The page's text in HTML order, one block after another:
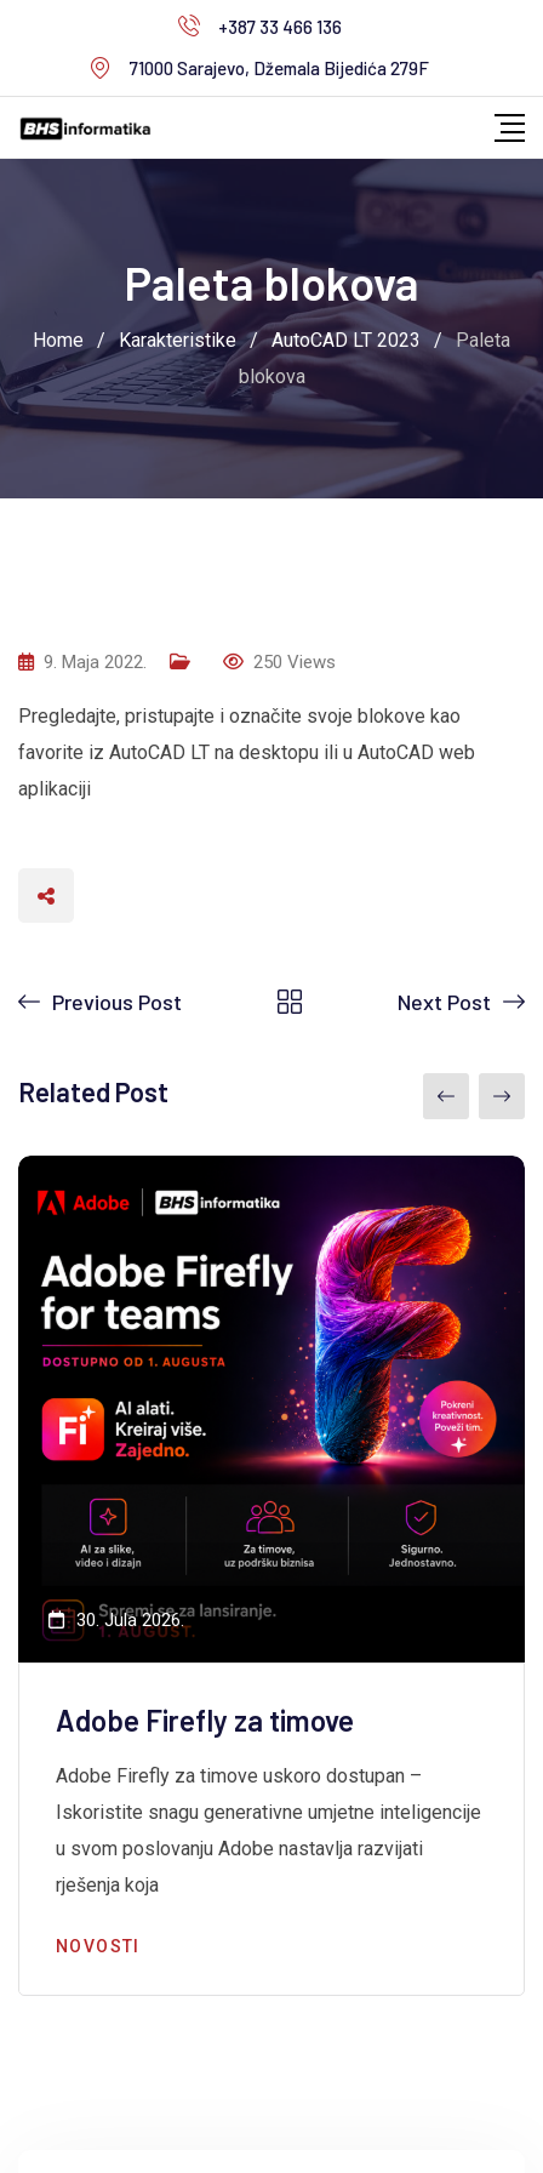
+387 33 466 136
71000 Sarajevo, Džemala Bijedića 279F
Paleta blokova
Home / Karakteristike / AutoCAD LT 2023 / Paleta
blokova
9. Maja 2022. 250 Views
Pregledajte, pristupajte i označite svoje blokove kao
favorite iz AutoCAD LT na desktopu ili u AutoCAD web
aplikaciji
Previous Post Next Post
Related Post
30. Jula 2026.
Adobe Firefly za timove
Adobe Firefly za timove uskoro dostupan –
Iskoristite snagu generativne umjetne inteligencije
u svom poslovanju Adobe nastavlja razvijati
rješenja koja
NOVOSTI